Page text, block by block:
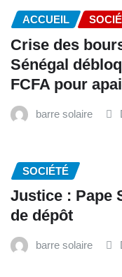
ACCUEIL
Crise des
Sénégal
FCFA pour
barre solaire
SOCIÉTÉ
Justice : Pape
de dépôt
barre solaire